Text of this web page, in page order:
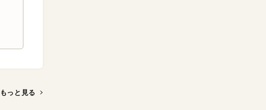
もっと見る